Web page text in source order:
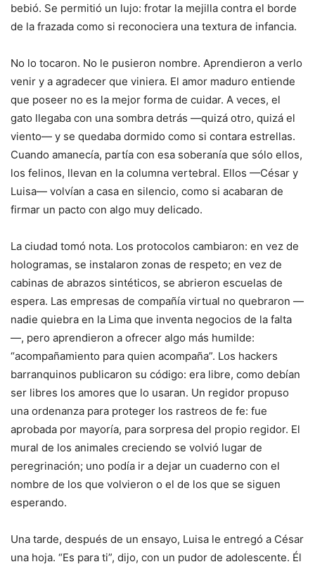
bebió. Se permitió un lujo: frotar la mejilla contra el borde
de la frazada como si reconociera una textura de infancia.
No lo tocaron. No le pusieron nombre. Aprendieron a verlo
venir y a agradecer que viniera. El amor maduro entiende
que poseer no es la mejor forma de cuidar. A veces, el
gato llegaba con una sombra detrás —quizá otro, quizá el
viento— y se quedaba dormido como si contara estrellas.
Cuando amanecía, partía con esa soberanía que sólo ellos,
los felinos, llevan en la columna vertebral. Ellos —César y
Luisa— volvían a casa en silencio, como si acabaran de
firmar un pacto con algo muy delicado.
La ciudad tomó nota. Los protocolos cambiaron: en vez de
hologramas, se instalaron zonas de respeto; en vez de
cabinas de abrazos sintéticos, se abrieron escuelas de
espera. Las empresas de compañía virtual no quebraron —
nadie quiebra en la Lima que inventa negocios de la falta
—, pero aprendieron a ofrecer algo más humilde:
“acompañamiento para quien acompaña”. Los hackers
barranquinos publicaron su código: era libre, como debían
ser libres los amores que lo usaran. Un regidor propuso
una ordenanza para proteger los rastreos de fe: fue
aprobada por mayoría, para sorpresa del propio regidor. El
mural de los animales creciendo se volvió lugar de
peregrinación; uno podía ir a dejar un cuaderno con el
nombre de los que volvieron o el de los que se siguen
esperando.
Una tarde, después de un ensayo, Luisa le entregó a César
una hoja. “Es para ti”, dijo, con un pudor de adolescente. Él